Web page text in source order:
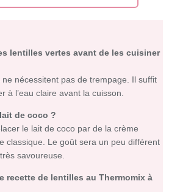
lentilles vertes avant de les cuisiner
nécessitent pas de trempage. Il suffit
à l’eau claire avant la cuisson.
de coco ?
le lait de coco par de la crème
classique. Le goût sera un peu différent
savoureuse.
recette de lentilles au Thermomix à